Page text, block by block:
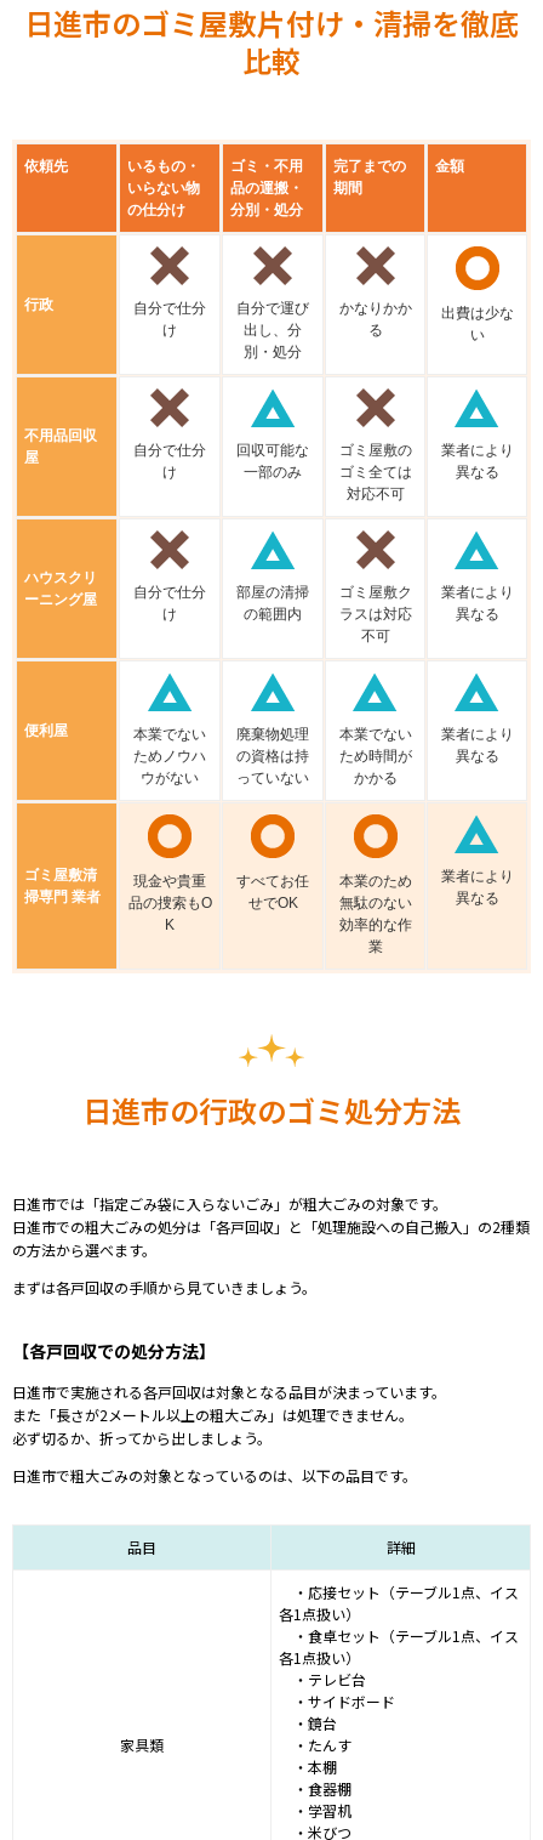
日進市のゴミ屋敷片付け・清掃を徹底
比較
依頼先
いるもの・
いらない物
の仕分け
ゴミ・不用
品の運搬・
分別・処分
完了までの
期間
金額
行政
⾃分で仕分
け
⾃分で運び
出し、分
別・処分
かなりかか
る
出費は少な
い
不⽤品回収
屋
⾃分で仕分
け
回収可能な
⼀部のみ
ゴミ屋敷の
ゴミ全ては
対応不可
業者により
異なる
ハウスクリ
ーニング屋
⾃分で仕分
け
部屋の清掃
の範囲内
ゴミ屋敷ク
ラスは対応
不可
業者により
異なる
便利屋
本業でない
ためノウハ
ウがない
廃棄物処理
の資格は持
っていない
本業でない
ため時間が
かかる
業者により
異なる
ゴミ屋敷清
掃専門 業者
現⾦や貴重
品の捜索もO
K
すべてお任
せでOK
本業のため
無駄のない
効率的な作
業
業者により
異なる
日進市の行政のゴミ処分方法
日進市では「指定ごみ袋に入らないごみ」が粗大ごみの対象です。
日進市での粗大ごみの処分は「各戸回収」と「処理施設への自己搬入」の2種類
の方法から選べます。
まずは各戸回収の手順から見ていきましょう。
【各戸回収での処分方法】
日進市で実施される各戸回収は対象となる品目が決まっています。
また「長さが2メートル以上の粗大ごみ」は処理できません。
必ず切るか、折ってから出しましょう。
日進市で粗大ごみの対象となっているのは、以下の品目です。
品目 詳細
家具類
・応接セット（テーブル1点、イス
各1点扱い）
・食卓セット（テーブル1点、イス
各1点扱い）
・テレビ台
・サイドボード
・鏡台
・たんす
・本棚
・食器棚
・学習机
・米びつ